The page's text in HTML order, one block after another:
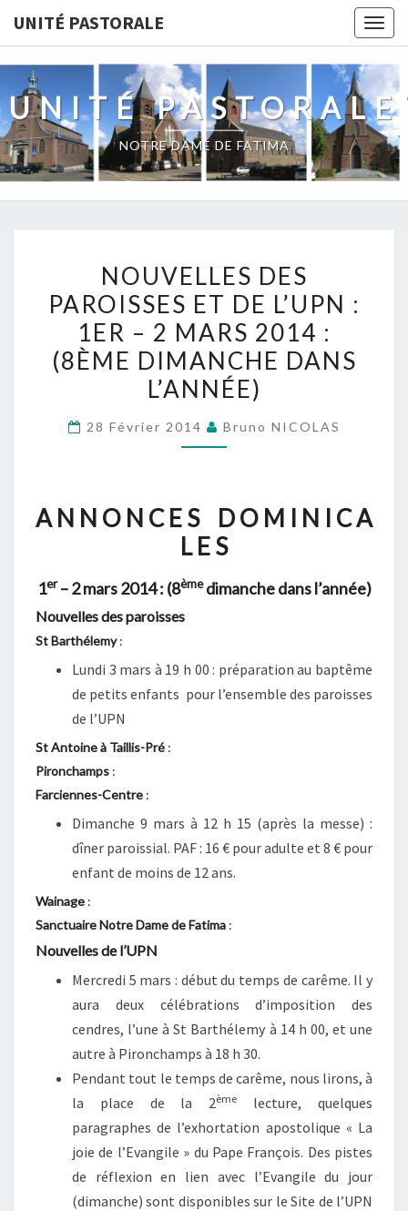
content
UNITÉ PASTORALE
UNITÉ PASTORALE
NOTRE DAME DE FATIMA
DES
PAROISSES
ET
DE
L’UPN
:
1ER
–
2014
:
DIMANCHE
NOUVELLES DES
PAROISSES ET DE L’UPN :
1ER – 2 MARS 2014 :
(8ÈME DIMANCHE DANS
L’ANNÉE)
28 Février 2014 Bruno NICOLAS
A N N O N C E S D O M I N I C A
L E S
1er– 2 mars 2014 : (8èmedimanche dans l’année)
Nouvelles des paroisses
St Barthélemy:
Lundi 3 mars à 19 h 00 : préparation au baptême
de petits enfants pour l’ensemble des paroisses
de l’UPN
St Antoine à Taillis-Pré :
Pironchamps :
Farciennes-Centre :
Dimanche 9 mars à 12 h 15 (après la messe) :
dîner paroissial. PAF : 16 € pour adulte et 8 € pour
enfant de moins de 12 ans.
Wainage :
Sanctuaire Notre Dame de Fatima :
Nouvelles de l’UPN
Mercredi 5 mars : début du temps de carême. Il y
aura deux célébrations d’imposition des
cendres, l’une à St Barthélemy à 14 h 00, et une
autre à Pironchamps à 18 h 30.
Pendant tout le temps de carême, nous lirons, à
la place de la 2ème
lecture, quelques
paragraphes de l’exhortation apostolique « La
joie de l’Evangile » du Pape François. Des pistes
de réflexion en lien avec l’Evangile du jour
(dimanche) sont disponibles sur le Site de l’UPN